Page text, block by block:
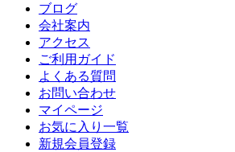
ブログ
会社案内
アクセス
ご利用ガイド
よくある質問
お問い合わせ
マイページ
お気に入り一覧
新規会員登録